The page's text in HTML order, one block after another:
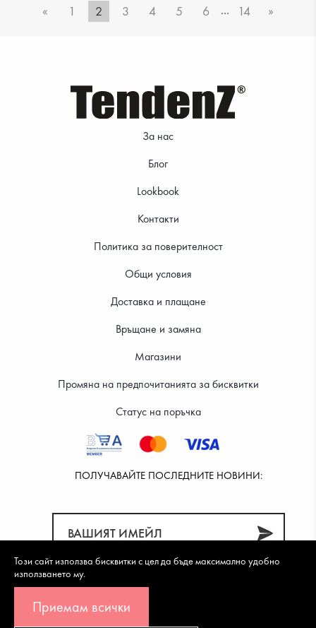
24.99 €
« 1 2 3 4 5 6 ... 14 »
За нас
Блог
Lookbook
Контакти
Политика за поверителност
Общи условия
Доставка и плащане
Връщане и замяна
Магазини
Промяна на предпочитанията за бисквитки
Статус на поръчка
ПОЛУЧАВАЙТЕ ПОСЛЕДНИТЕ НОВИНИ:
Този сайт използва бисквитки с цел да бъде максимално удобно
използването му.
Приемам всички